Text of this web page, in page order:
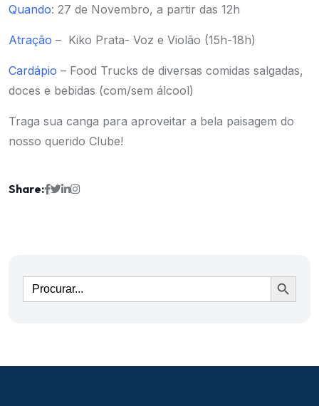
Quando: 27 de Novembro, a partir das 12h
Atração – Kiko Prata- Voz e Violão (15h-18h)
Cardápio – Food Trucks de diversas comidas salgadas,
doces e bebidas (com/sem álcool)
Traga sua canga para aproveitar a bela paisagem do
nosso querido Clube!
Share:
Ir